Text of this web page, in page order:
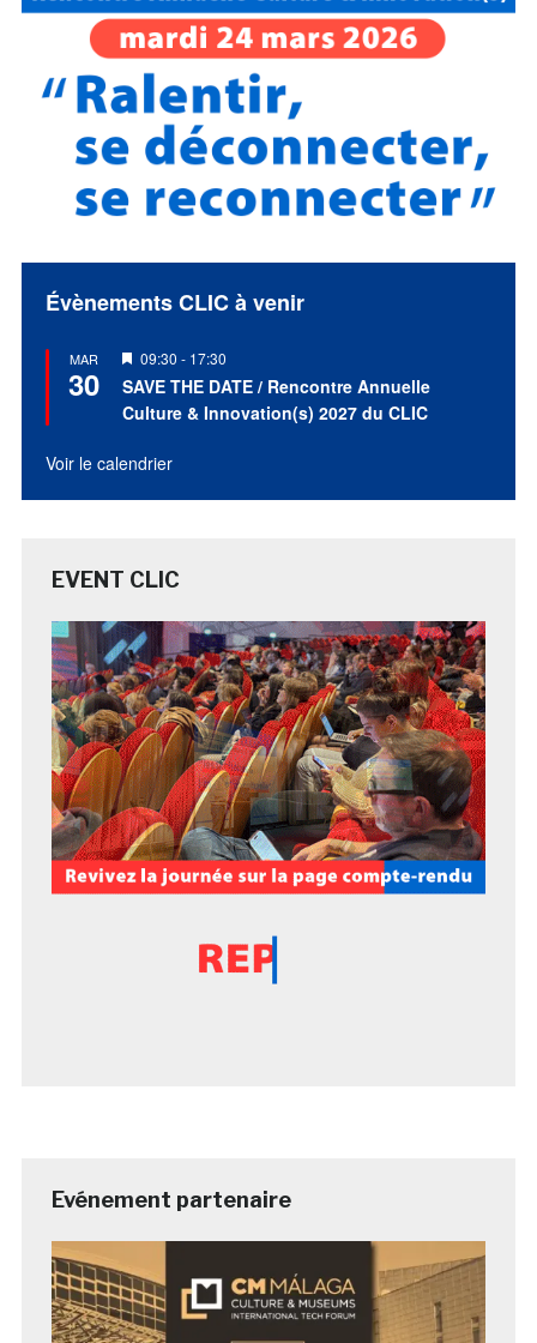
Évènements CLIC à venir
MAR
30
Mis
en
avant
09:30 - 17:30
SAVE THE DATE / Rencontre Annuelle
Culture & Innovation(s) 2027 du CLIC
Voir le calendrier
EVENT CLIC
Evénement partenaire